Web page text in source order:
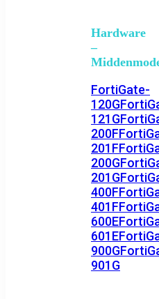
Hardware
–
FortiGate-
120G
121G
200F
201F
200G
201G
400F
401F
600E
601E
900G
901G